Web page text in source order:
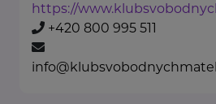
https://
+420 800 995 511